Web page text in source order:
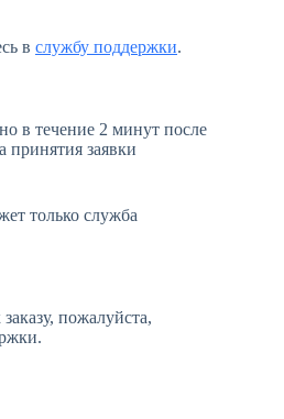
в службу поддержки.
в течение 2 минут после
принятия заявки
только служба
пожалуйста,